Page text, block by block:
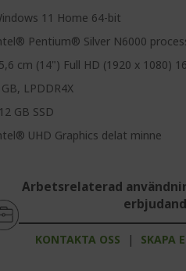
11 Home 64-bit
Pentium® Silver N6000
cm (14") Full HD (1920 x 1080)
LPDDR4X
GB SSD
UHD Graphics delat minne
Arbetsrelaterad
KONTAKTA OSS | SKAPA